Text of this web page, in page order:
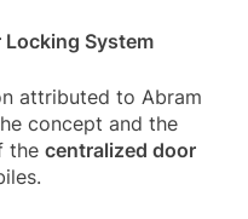
System
attributed to Abram
concept and the
the centralized door